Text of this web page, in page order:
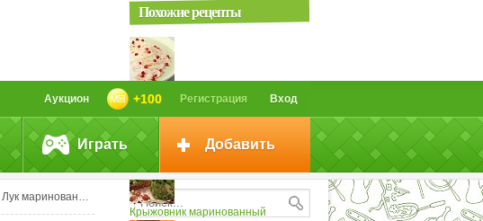
Вход
Регистрация
+100
Аукцион
Играть Добавить
Лук маринованный с клюквой
Похожие рецепты
Лук маринованный (2)
Крыжовник маринованный